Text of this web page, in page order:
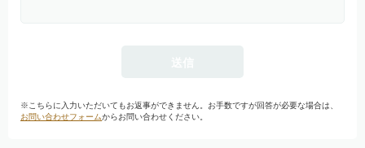
※こちらに入力いただいてもお返事ができません。お手数ですが回答が必要な場合は、
お問い合わせフォームからお問い合わせください。